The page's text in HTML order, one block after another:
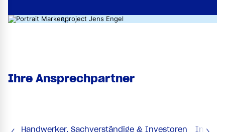
Ihre Ansprechpartner
Handwerker, Sachverständige & Investoren